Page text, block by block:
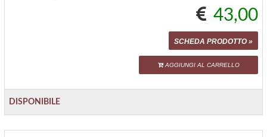
43,00
SCHEDA PRODOTTO »
AGGIUNGI AL CARRELLO
DISPONIBILE